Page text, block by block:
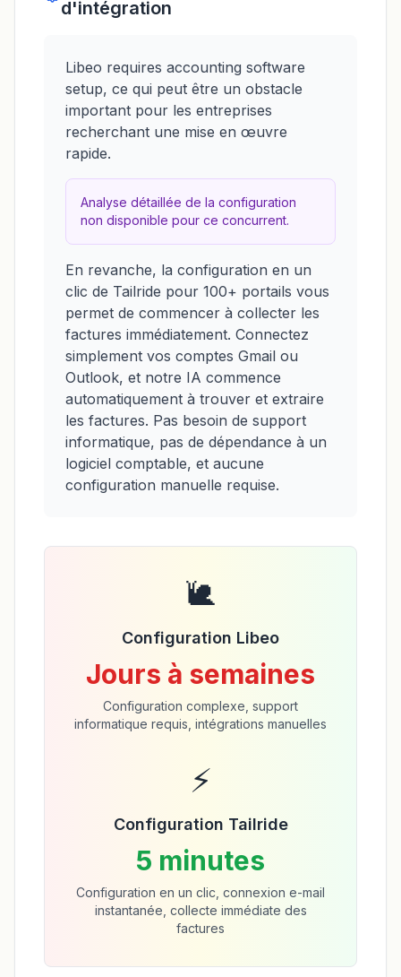
d'intégration
Libeo requires accounting software
setup, ce qui peut être un obstacle
important pour les entreprises
recherchant une mise en œuvre
rapide.
Analyse détaillée de la configuration
non disponible pour ce concurrent.
En revanche, la configuration en un
clic de Tailride pour 100+ portails vous
permet de commencer à collecter les
factures immédiatement. Connectez
simplement vos comptes Gmail ou
Outlook, et notre IA commence
automatiquement à trouver et extraire
les factures. Pas besoin de support
informatique, pas de dépendance à un
logiciel comptable, et aucune
configuration manuelle requise.
🐌
Configuration Libeo
Jours à semaines
Configuration complexe, support
informatique requis, intégrations manuelles
⚡
Configuration Tailride
5 minutes
Configuration en un clic, connexion e-mail
instantanée, collecte immédiate des
factures